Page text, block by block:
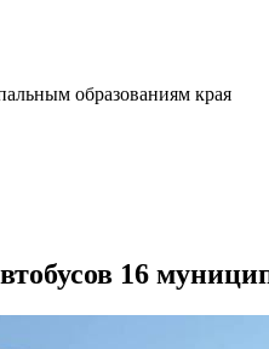
образованиям края
16